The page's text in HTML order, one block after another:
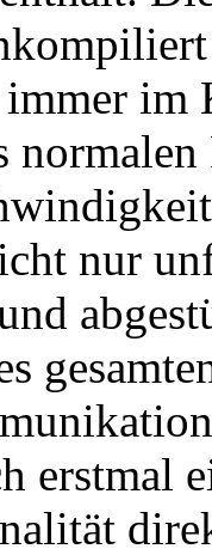
im
nur
erstmal